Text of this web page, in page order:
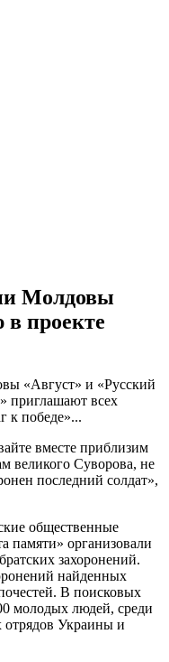
Молдовы
проекте
«Август» и «Русский
приглашают всех
к победе»...
вместе приблизим
великого Суворова, не
последний солдат»,
общественные
памяти» организовали
захоронений.
найденных
В поисковых
молодых людей, среди
отрядов Украины и